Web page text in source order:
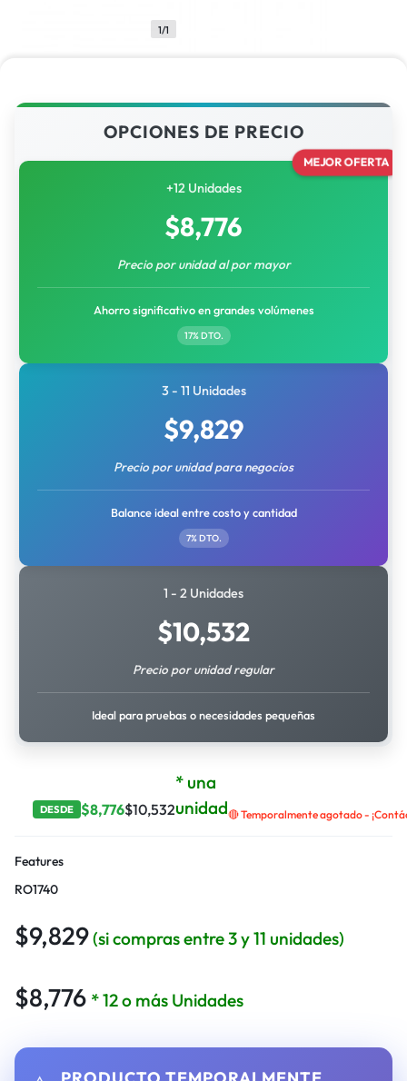
1/1
OPCIONES DE PRECIO
MEJOR OFERTA
+12 Unidades
$8,776
Precio por unidad al por mayor
Ahorro significativo en grandes volúmenes
17% DTO.
3 - 11 Unidades
$9,829
Precio por unidad para negocios
Balance ideal entre costo y cantidad
7% DTO.
1 - 2 Unidades
$10,532
Precio por unidad regular
Ideal para pruebas o necesidades pequeñas
DESDE $8,776$10,532
* una
unidad🔴 Temporalmente agotado -
Features
RO1740
$9,829(si compras entre 3 y 11 unidades)
$8,776 * 12 o más Unidades